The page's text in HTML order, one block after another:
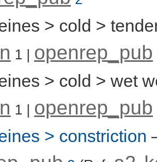
> cold >
1 | openrep_pub
> cold > wet
1 | openrep_pub
> constriction